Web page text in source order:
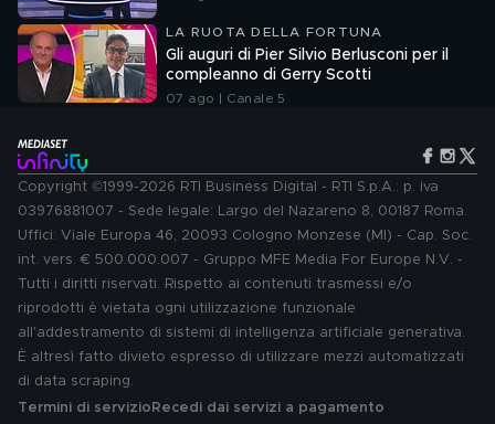
LA RUOTA DELLA FORTUNA
Gli auguri di Pier Silvio Berlusconi per il
compleanno di Gerry Scotti
07 ago | Canale 5
Copyright ©1999-2026 RTI Business Digital - RTI S.p.A.: p. iva
03976881007 - Sede legale: Largo del Nazareno 8, 00187 Roma.
Uffici: Viale Europa 46, 20093 Cologno Monzese (MI) - Cap. Soc.
int. vers. € 500.000.007 - Gruppo MFE Media For Europe N.V. -
Tutti i diritti riservati. Rispetto ai contenuti trasmessi e/o
riprodotti è vietata ogni utilizzazione funzionale
all'addestramento di sistemi di intelligenza artificiale generativa.
È altresì fatto divieto espresso di utilizzare mezzi automatizzati
di data scraping.
Termini di servizio Recedi dai servizi a pagamento